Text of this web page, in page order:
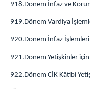
Öğretim Görevlileri
Bürolar
Program
Bürosu
Sağlık, Psiko-
918.Dönem İnfaz ve
919.Dönem Vardiya
920.Dönem İnfaz
921.Dönem Yetişkinler
922.Dönem CİK Kâtibi